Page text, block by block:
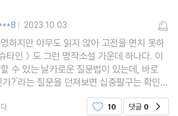
| 2023.10.03
하지만 아무도 읽지 않아 고전을 면치 못하
타인＞도 그런 명작소설 가운데 하나다. 이
수 있는 날카로운 질문법이 있는데, 바로
?'라는 질문을 던져보면 십중팔구는 확인할
은 이들은 괴물의 이름을 '프랑켄슈타인'으
괴물은 이름이 없다.
. 10 댓글 0